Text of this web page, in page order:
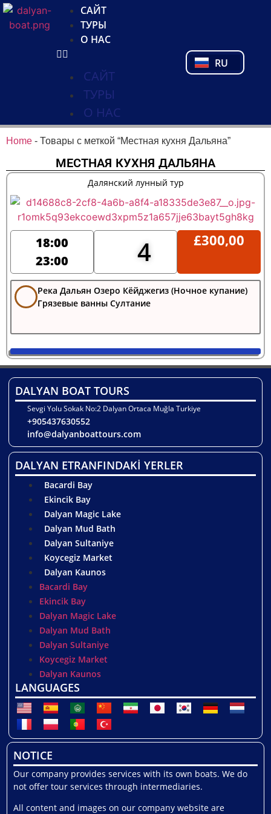
САЙТ
ТУРЫ
О НАС
САЙТ
ТУРЫ
О НАС
RU
PT
TR
Home - Товары с меткой “Местная кухня Дальяна”
МЕСТНАЯ КУХНЯ ДАЛЬЯНА
Далянский лунный тур
18:00
23:00
4 £300,00
Река Дальян Озеро Кёйджегиз (Ночное купание)
Грязевые ванны Султание
DALYAN BOAT TOURS
Sevgi Yolu Sokak No:2 Dalyan Ortaca Muğla Turkiye
+905437630552
info@dalyanboattours.com
DALYAN ETRANFINDAKİ YERLER
Bacardi Bay
Ekincik Bay
Dalyan Magic Lake
Dalyan Mud Bath
Dalyan Sultaniye
Koycegiz Market
Dalyan Kaunos
Bacardi Bay
Ekincik Bay
Dalyan Magic Lake
Dalyan Mud Bath
Dalyan Sultaniye
Koycegiz Market
Dalyan Kaunos
LANGUAGES
NOTICE
Our company provides services with its own boats. We do
not offer tour services through intermediaries.
All content and images on our company website are